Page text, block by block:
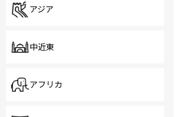
アジア
中近東
アフリカ